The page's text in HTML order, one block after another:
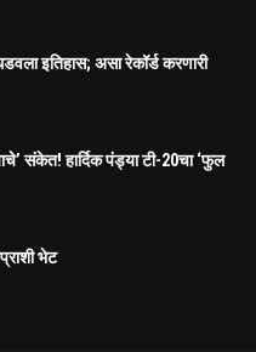
इतिहास; असा रेकॉर्ड करणारी
संकेत! हार्दिक पंड्या टी-20चा ‘फुल
भेट